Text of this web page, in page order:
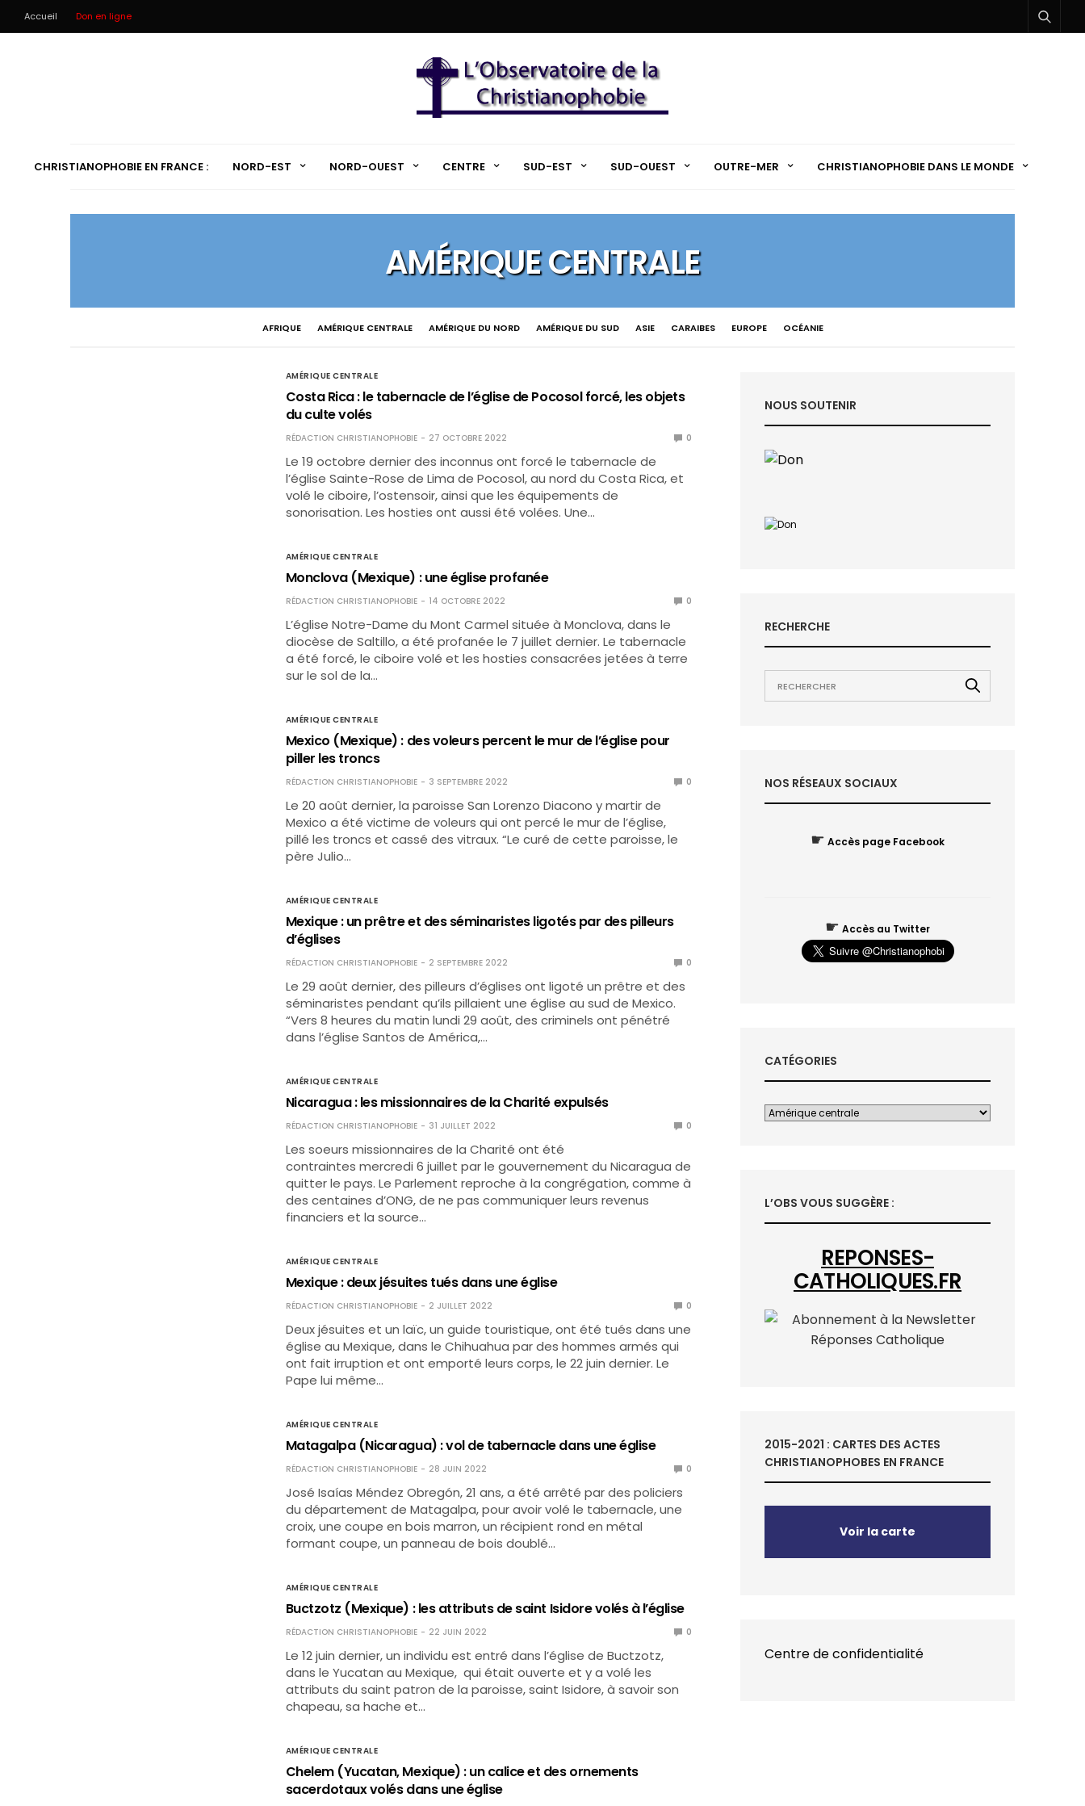
Accueil Don en ligne
CHRISTIANOPHOBIE EN FRANCE : NORD-EST NORD-OUEST CENTRE SUD-EST SUD-OUEST OUTRE-MER CHRISTIANOPHOBIE DANS LE MONDE
AMÉRIQUE CENTRALE
AFRIQUE AMÉRIQUE CENTRALE AMÉRIQUE DU NORD AMÉRIQUE DU SUD ASIE CARAIBES EUROPE OCÉANIE
AMÉRIQUE CENTRALE
Costa Rica : le tabernacle de l’église de Pocosol forcé, les objets
du culte volés
RÉDACTION CHRISTIANOPHOBIE 27 OCTOBRE 2022 0
Le 19 octobre dernier des inconnus ont forcé le tabernacle de
l’église Sainte-Rose de Lima de Pocosol, au nord du Costa Rica, et
volé le ciboire, l’ostensoir, ainsi que les équipements de
sonorisation. Les hosties ont aussi été volées. Une…
AMÉRIQUE CENTRALE
Monclova (Mexique) : une église profanée
RÉDACTION CHRISTIANOPHOBIE 14 OCTOBRE 2022 0
L’église Notre-Dame du Mont Carmel située à Monclova, dans le
diocèse de Saltillo, a été profanée le 7 juillet dernier. Le tabernacle
a été forcé, le ciboire volé et les hosties consacrées jetées à terre
sur le sol de la…
AMÉRIQUE CENTRALE
Mexico (Mexique) : des voleurs percent le mur de l’église pour
piller les troncs
RÉDACTION CHRISTIANOPHOBIE 3 SEPTEMBRE 2022 0
Le 20 août dernier, la paroisse San Lorenzo Diacono y martir de
Mexico a été victime de voleurs qui ont percé le mur de l’église,
pillé les troncs et cassé des vitraux. “Le curé de cette paroisse, le
père Julio…
AMÉRIQUE CENTRALE
Mexique : un prêtre et des séminaristes ligotés par des pilleurs
d’églises
RÉDACTION CHRISTIANOPHOBIE 2 SEPTEMBRE 2022 0
Le 29 août dernier, des pilleurs d’églises ont ligoté un prêtre et des
séminaristes pendant qu’ils pillaient une église au sud de Mexico.
“Vers 8 heures du matin lundi 29 août, des criminels ont pénétré
dans l’église Santos de América,…
AMÉRIQUE CENTRALE
Nicaragua : les missionnaires de la Charité expulsés
RÉDACTION CHRISTIANOPHOBIE 31 JUILLET 2022 0
Les soeurs missionnaires de la Charité ont été
contraintes mercredi 6 juillet par le gouvernement du Nicaragua de
quitter le pays. Le Parlement reproche à la congrégation, comme à
des centaines d’ONG, de ne pas communiquer leurs revenus
financiers et la source…
AMÉRIQUE CENTRALE
Mexique : deux jésuites tués dans une église
RÉDACTION CHRISTIANOPHOBIE 2 JUILLET 2022 0
Deux jésuites et un laïc, un guide touristique, ont été tués dans une
église au Mexique, dans le Chihuahua par des hommes armés qui
ont fait irruption et ont emporté leurs corps, le 22 juin dernier. Le
Pape lui même…
AMÉRIQUE CENTRALE
Matagalpa (Nicaragua) : vol de tabernacle dans une église
RÉDACTION CHRISTIANOPHOBIE 28 JUIN 2022 0
José Isaías Méndez Obregón, 21 ans, a été arrêté par des policiers
du département de Matagalpa, pour avoir volé le tabernacle, une
croix, une coupe en bois marron, un récipient rond en métal
formant coupe, un panneau de bois doublé…
AMÉRIQUE CENTRALE
Buctzotz (Mexique) : les attributs de saint Isidore volés à l’église
RÉDACTION CHRISTIANOPHOBIE 22 JUIN 2022 0
Le 12 juin dernier, un individu est entré dans l’église de Buctzotz,
dans le Yucatan au Mexique, qui était ouverte et y a volé les
attributs du saint patron de la paroisse, saint Isidore, à savoir son
chapeau, sa hache et…
AMÉRIQUE CENTRALE
Chelem (Yucatan, Mexique) : un calice et des ornements
sacerdotaux volés dans une église
NOUS SOUTENIR
RECHERCHE
NOS RÉSEAUX SOCIAUX
☛ Accès page Facebook
☛ Accès au Twitter
CATÉGORIES
L’OBS VOUS SUGGÈRE :
REPONSES-
CATHOLIQUES.FR
2015-2021 : CARTES DES ACTES
CHRISTIANOPHOBES EN FRANCE
Voir la carte
Centre de confidentialité